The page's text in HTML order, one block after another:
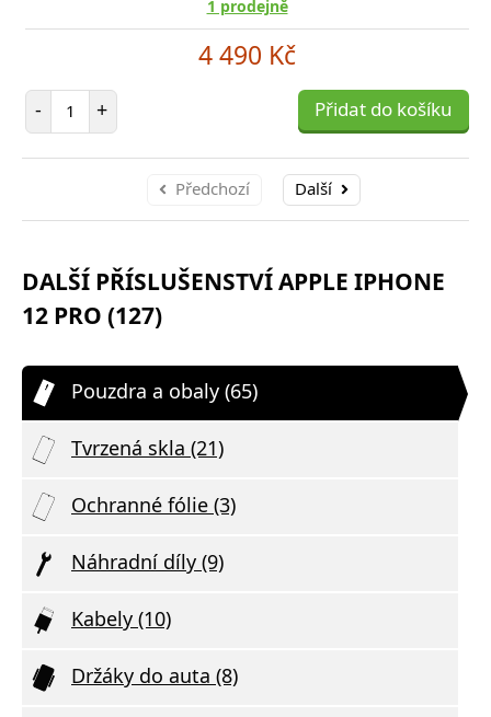
1 prodejně
4 490 Kč
- Počet položek
+ Přidat do košíku
Předchozí Další
DALŠÍ PŘÍSLUŠENSTVÍ APPLE IPHONE
12 PRO (127)
Pouzdra a obaly (65)
Tvrzená skla (21)
Ochranné fólie (3)
Náhradní díly (9)
Kabely (10)
Držáky do auta (8)